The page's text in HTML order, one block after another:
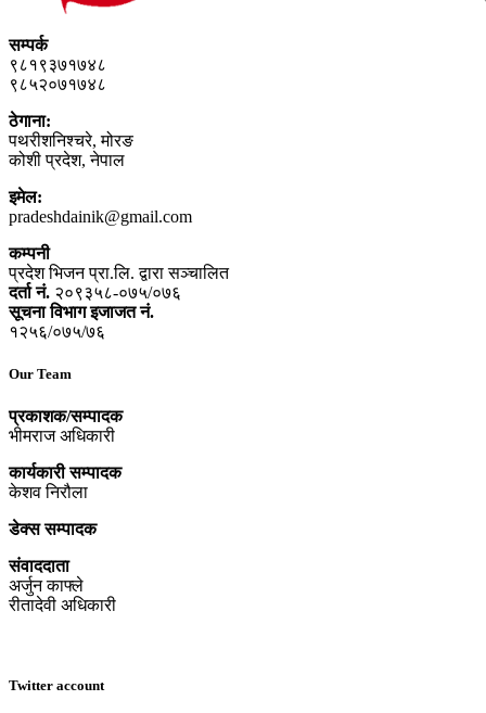
सम्पर्क
९८१९३७१७४८
९८५२०७१७४८
ठेगाना:
पथरीशनिश्‍चरे, मोरङ
कोशी प्रदेश, नेपाल
इमेल:
pradeshdainik@gmail.com
कम्पनी
प्रदेश भिजन प्रा.लि. द्वारा सञ्‍चालित
दर्ता नं. २०९३५८-०७५/०७६
सूचना विभाग इजाजत नं.
१२५६/०७५/७६
Our Team
प्रकाशक/सम्पादक
भीमराज अधिकारी
कार्यकारी सम्पादक
केशव निरौला
डेक्स सम्पादक
संवाददाता
अर्जुन काफ्ले
रीतादेवी अधिकारी
Twitter account